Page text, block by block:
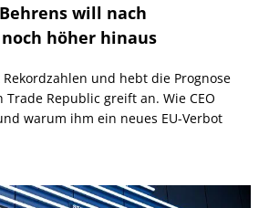
will nach
höher hinaus
und hebt die Prognose
Trade Republic greift an. Wie CEO
warum ihm ein neues EU-Verbot